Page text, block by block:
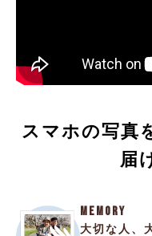
スマホの写真
届
MEMORY
大切な人、